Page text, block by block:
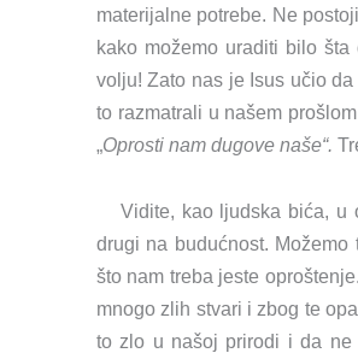
materijalne potrebe. Ne
kako možemo uraditi bilo
volju! Zato nas je Isus učio
to razmatrali u našem
„Oprosti nam dugove naše“.
Vidite, kao ljudska bića, u
drugi na budućnost.
što nam treba jeste
mnogo zlih stvari i zbog te
to zlo u našoj prirodi i da ne